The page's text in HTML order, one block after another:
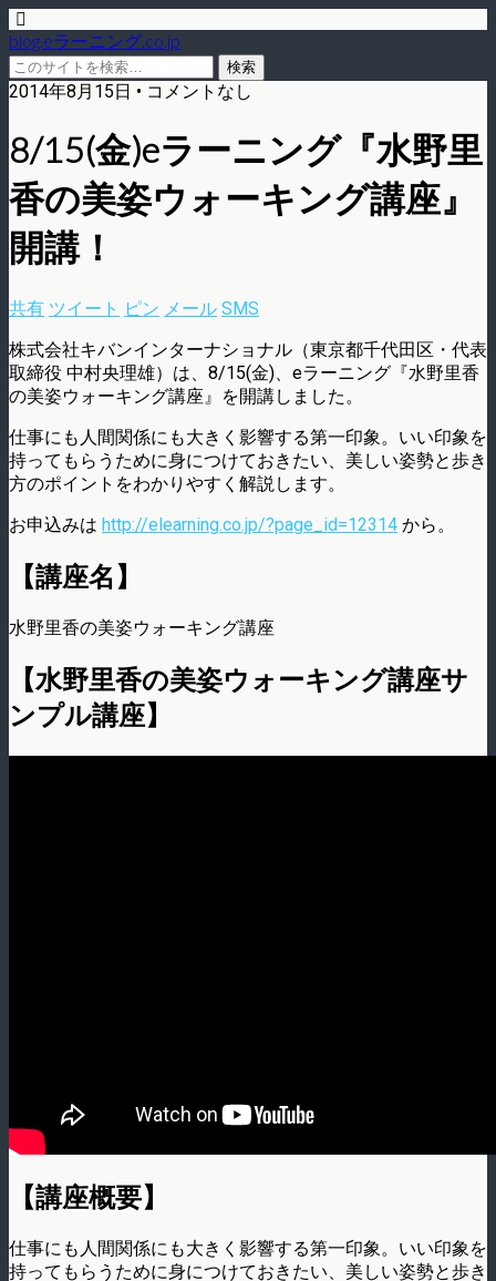
blog.eラーニング.co.jp
2014年8月15日 • コメントなし
8/15(金)eラーニング『水野里
香の美姿ウォーキング講座』
開講！
共有 ツイート ピン メール SMS
株式会社キバンインターナショナル（東京都千代田区・代表
取締役 中村央理雄）は、8/15(金)、eラーニング『水野里香
の美姿ウォーキング講座』を開講しました。
仕事にも人間関係にも大きく影響する第一印象。いい印象を
持ってもらうために身につけておきたい、美しい姿勢と歩き
方のポイントをわかりやすく解説します。
お申込みは http://elearning.co.jp/?page_id=12314 から。
【講座名】
水野里香の美姿ウォーキング講座
【水野里香の美姿ウォーキング講座サ
ンプル講座】
【講座概要】
仕事にも人間関係にも大きく影響する第一印象。いい印象を
持ってもらうために身につけておきたい、美しい姿勢と歩き